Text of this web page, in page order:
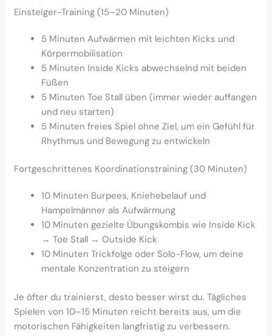
Einsteiger-Training (15–20 Minuten)
5 Minuten Aufwärmen mit leichten Kicks und
Körpermobilisation
5 Minuten Inside Kicks abwechselnd mit beiden
Füßen
5 Minuten Toe Stall üben (immer wieder auffangen
und neu starten)
5 Minuten freies Spiel ohne Ziel, um ein Gefühl für
Rhythmus und Bewegung zu entwickeln
Fortgeschrittenes Koordinationstraining (30 Minuten)
10 Minuten Burpees, Kniehebelauf und
Hampelmänner als Aufwärmung
10 Minuten gezielte Übungskombis wie Inside Kick
→ Toe Stall → Outside Kick
10 Minuten Trickfolge oder Solo-Flow, um deine
mentale Konzentration zu steigern
Je öfter du trainierst, desto besser wirst du. Tägliches
Spielen von 10–15 Minuten reicht bereits aus, um die
motorischen Fähigkeiten langfristig zu verbessern.